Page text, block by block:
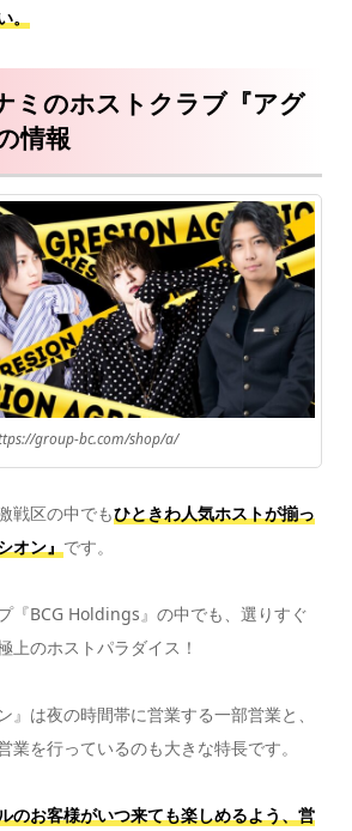
。
ミのホストクラブ『アグ
情報
group-bc.com/shop/a/
戦区の中でもひときわ人気ホストが揃っ
オン』です。
『BCG Holdings』の中でも、選りすぐ
上のホストパラダイス！
』は夜の時間帯に営業する一部営業と、
業を行っているのも大きな特長です。
のお客様がいつ来ても楽しめるよう、営